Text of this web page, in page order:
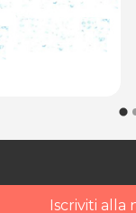
Iscriviti alla